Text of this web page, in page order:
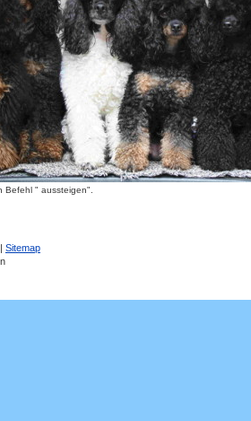
Befehl " aussteigen".
| Sitemap